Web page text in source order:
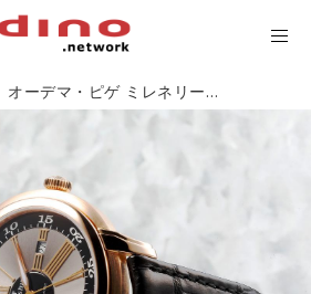
オーデマ・ピゲ ミレネリー「新たな時代に祝福を」【今週の逸本 Vol.228】